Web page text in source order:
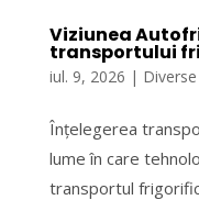
Viziunea
transportului
iul. 9, 2026 |
Înțelegerea
lume în care
transportul